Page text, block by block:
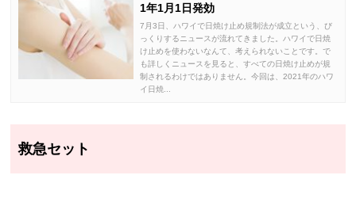
1年1月1日発効
7月3日、ハワイで日焼け止め規制法が成立という、び
っくりするニュースが流れてきました。ハワイで日焼
け止めを使わないなんて、考えられないことです。で
も詳しくニュースを見ると、すべての日焼け止めが規
制されるわけではありません。今回は、2021年のハワ
イ日焼...
救急セット